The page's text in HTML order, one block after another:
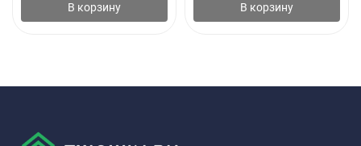
В корзину В корзину